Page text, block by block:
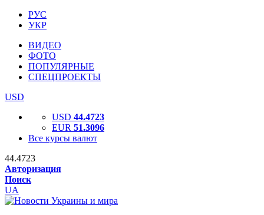
РУС
УКР
ВИДЕО
ФОТО
ПОПУЛЯРНЫЕ
СПЕЦПРОЕКТЫ
USD
USD 44.4723
EUR 51.3096
Все курсы валют
44.4723
Авторизация
Поиск
UA